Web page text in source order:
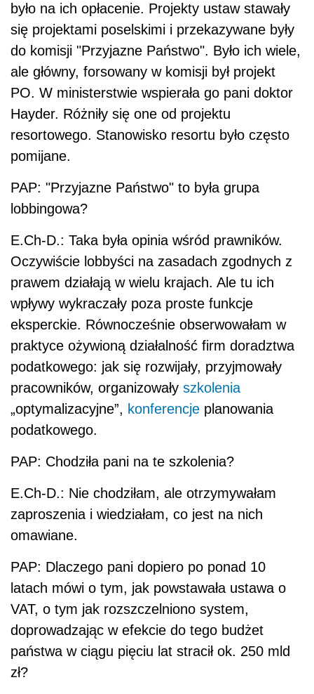
było na ich opłacenie. Projekty ustaw stawały
się projektami poselskimi i przekazywane były
do komisji "Przyjazne Państwo". Było ich wiele,
ale główny, forsowany w komisji był projekt
PO. W ministerstwie wspierała go pani doktor
Hayder. Różniły się one od projektu
resortowego. Stanowisko resortu było często
pomijane.
PAP: "Przyjazne Państwo" to była grupa
lobbingowa?
E.Ch-D.: Taka była opinia wśród prawników.
Oczywiście lobbyści na zasadach zgodnych z
prawem działają w wielu krajach. Ale tu ich
wpływy wykraczały poza proste funkcje
eksperckie. Równocześnie obserwowałam w
praktyce ożywioną działalność firm doradztwa
podatkowego: jak się rozwijały, przyjmowały
pracowników, organizowały szkolenia
„optymalizacyjne”, konferencje planowania
podatkowego.
PAP: Chodziła pani na te szkolenia?
E.Ch-D.: Nie chodziłam, ale otrzymywałam
zaproszenia i wiedziałam, co jest na nich
omawiane.
PAP: Dlaczego pani dopiero po ponad 10
latach mówi o tym, jak powstawała ustawa o
VAT, o tym jak rozszczelniono system,
doprowadzając w efekcie do tego budżet
państwa w ciągu pięciu lat stracił ok. 250 mld
zł?